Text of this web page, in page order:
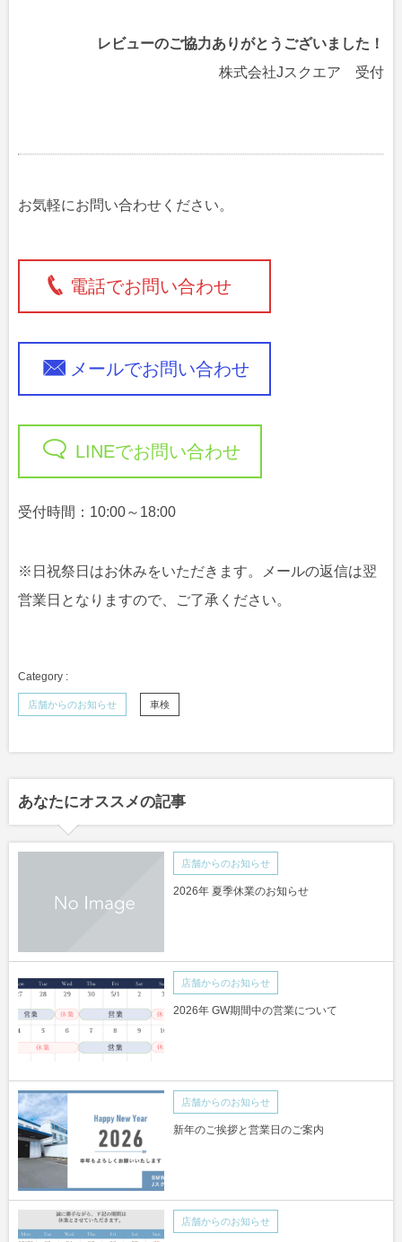
レビューのご協力ありがとうございました！
株式会社Jスクエア 受付
お気軽にお問い合わせください。
電話でお問い合わせ
メールでお問い合わせ
LINEでお問い合わせ
受付時間：10:00～18:00
※日祝祭日はお休みをいただきます。メールの返信は翌
営業日となりますので、ご了承ください。
店舗からのお知らせ 車検
あなたにオススメの記事
店舗からのお知らせ
2026年 夏季休業のお知らせ
店舗からのお知らせ
2026年 GW期間中の営業について
店舗からのお知らせ
新年のご挨拶と営業日のご案内
店舗からのお知らせ